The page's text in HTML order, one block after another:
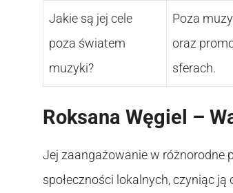
Jakie są jej cele
poza światem
muzyki?
Poza
oraz
sferach.
Roksana Węgiel –
Jej zaangażowanie w różnorodne
społeczności lokalnych, czyniąc